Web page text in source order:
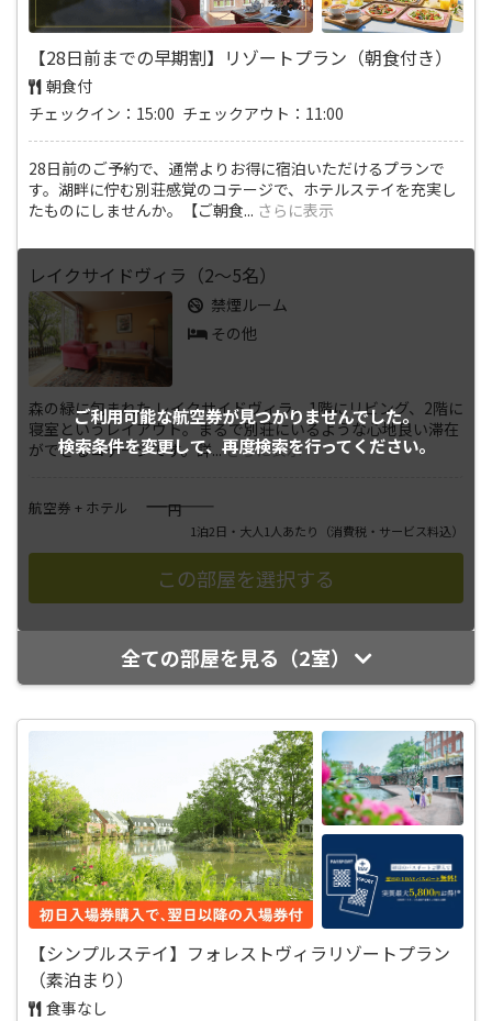
【28日前までの早期割】リゾートプラン（朝食付き）
朝食付
チェックイン：15:00 チェックアウト：11:00
28日前のご予約で、通常よりお得に宿泊いただけるプランで
す。湖畔に佇む別荘感覚のコテージで、ホテルステイを充実し
たものにしませんか。【ご朝食... さらに表示
ご利用可能な航空券が見つかりませんでした。
検索条件を変更して、 再度検索を行ってください。
レイクサイドヴィラ（2～5名）
禁煙ルーム
その他
森の緑に包まれた レイクサイドヴィラ。1階にリビング、2階に
寝室というレイアウト。まるで別荘にいるような心地良い滞在
ができるコテージです。詳... さらに表示
航空券 + ホテル ――――円
1泊2日・大人1人あたり （消費税・サービス料込）
全ての部屋を見る（2室）
【シンプルステイ】フォレストヴィラリゾートプラン
（素泊まり）
食事なし